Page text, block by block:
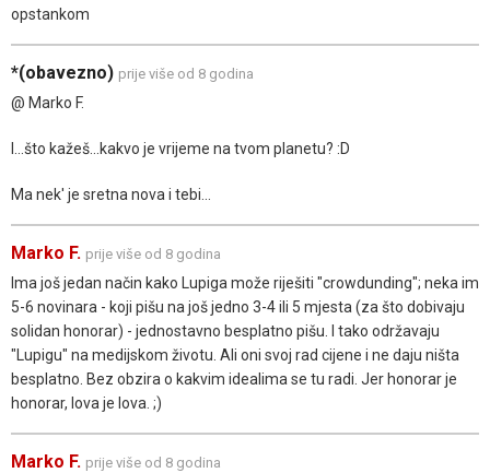
opstankom
*(obavezno) prije više od 8 godina
@ Marko F.
I...što kažeš...kakvo je vrijeme na tvom planetu? :D
Ma nek' je sretna nova i tebi...
Marko F. prije više od 8 godina
Ima još jedan način kako Lupiga može riješiti "crowdunding"; neka im
5-6 novinara - koji pišu na još jedno 3-4 ili 5 mjesta (za što dobivaju
solidan honorar) - jednostavno besplatno pišu. I tako održavaju
"Lupigu" na medijskom životu. Ali oni svoj rad cijene i ne daju ništa
besplatno. Bez obzira o kakvim idealima se tu radi. Jer honorar je
honorar, lova je lova. ;)
Marko F. prije više od 8 godina